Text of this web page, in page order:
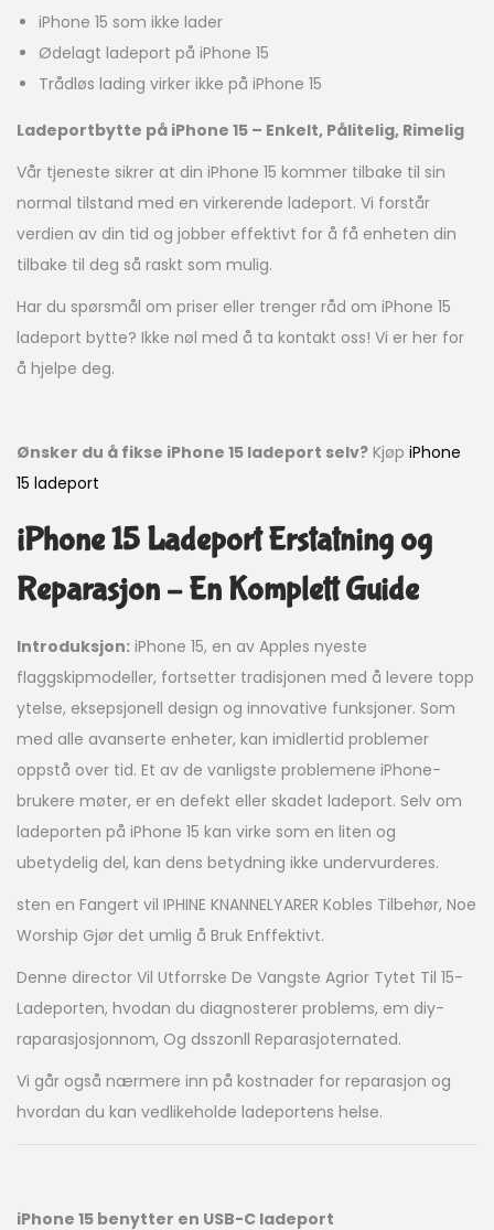
iPhone 15 som ikke lader
Ødelagt ladeport på iPhone 15
Trådløs lading virker ikke på iPhone 15
Ladeportbytte på iPhone 15 – Enkelt, Pålitelig, Rimelig
Vår tjeneste sikrer at din iPhone 15 kommer tilbake til sin
normal tilstand med en virkerende ladeport. Vi forstår
verdien av din tid og jobber effektivt for å få enheten din
tilbake til deg så raskt som mulig.
Har du spørsmål om priser eller trenger råd om iPhone 15
ladeport bytte? Ikke nøl med å ta kontakt oss! Vi er her for
å hjelpe deg.
Ønsker du å fikse iPhone 15 ladeport selv? Kjøp iPhone
15 ladeport
iPhone 15 Ladeport Erstatning og
Reparasjon – En Komplett Guide
Introduksjon: iPhone 15, en av Apples nyeste
flaggskipmodeller, fortsetter tradisjonen med å levere topp
ytelse, eksepsjonell design og innovative funksjoner. Som
med alle avanserte enheter, kan imidlertid problemer
oppstå over tid. Et av de vanligste problemene iPhone-
brukere møter, er en defekt eller skadet ladeport. Selv om
ladeporten på iPhone 15 kan virke som en liten og
ubetydelig del, kan dens betydning ikke undervurderes.
sten en Fangert vil IPHINE KNANNELYARER Kobles Tilbehør, Noe
Worship Gjør det umlig å Bruk Enffektivt.
Denne director Vil Utforrske De Vangste Agrior Tytet Til 15-
Ladeporten, hvodan du diagnosterer problems, em diy-
raparasjosjonnom, Og dsszonll Reparasjoternated.
Vi går også nærmere inn på kostnader for reparasjon og
hvordan du kan vedlikeholde ladeportens helse.
iPhone 15 benytter en USB-C ladeport